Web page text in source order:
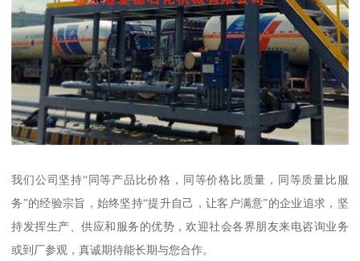
我们公司坚持“同等产品比价格，同等价格比质量，同等质量比服
务”的经验宗旨，始终坚持“提升自己，让客户满意”的企业追求，坚
持发挥生产、供应和服务的优势，欢迎社会各界朋友来电咨询业务
或到厂参观，真诚期待能长期与您合作。